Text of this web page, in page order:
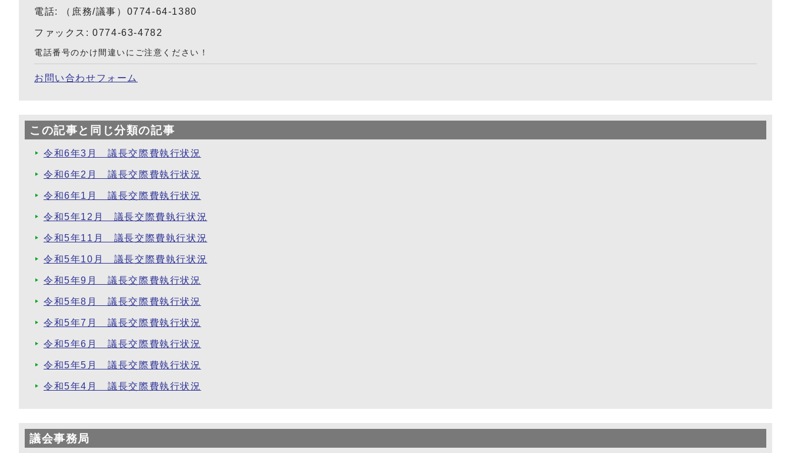
電話: （庶務/議事）0774-64-1380
ファックス: 0774-63-4782
電話番号のかけ間違いにご注意ください！
お問い合わせフォーム
この記事と同じ分類の記事
令和6年3月 議長交際費執行状況
令和6年2月 議長交際費執行状況
令和6年1月 議長交際費執行状況
令和5年12月 議長交際費執行状況
令和5年11月 議長交際費執行状況
令和5年10月 議長交際費執行状況
令和5年9月 議長交際費執行状況
令和5年8月 議長交際費執行状況
令和5年7月 議長交際費執行状況
令和5年6月 議長交際費執行状況
令和5年5月 議長交際費執行状況
令和5年4月 議長交際費執行状況
議会事務局